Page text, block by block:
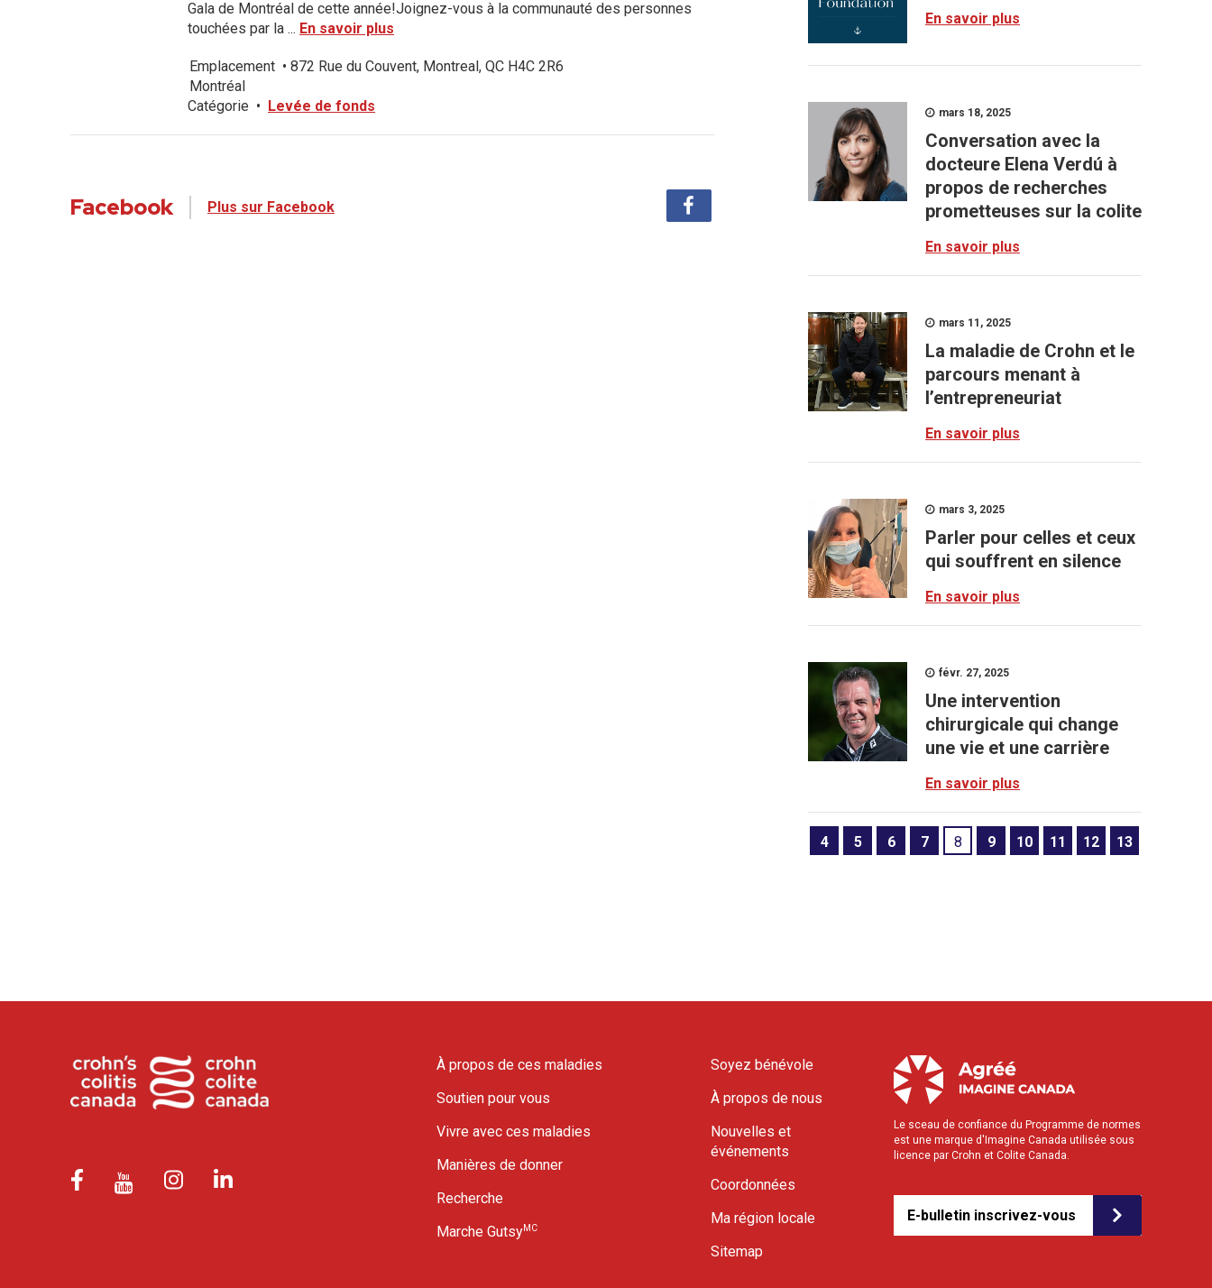
Gala de Montréal de cette année!Joignez-vous à la communauté des personnes
touchées par la ... En savoir plus
Emplacement • 872 Rue du Couvent, Montreal, QC H4C 2R6
Montréal
Catégorie • Levée de fonds
Facebook Plus sur Facebook
En savoir plus
mars 18, 2025
Conversation avec la
docteure Elena Verdú à
propos de recherches
prometteuses sur la colite
En savoir plus
mars 11, 2025
La maladie de Crohn et le
parcours menant à
l’entrepreneuriat
En savoir plus
mars 3, 2025
Parler pour celles et ceux
qui souffrent en silence
En savoir plus
févr. 27, 2025
Une intervention
chirurgicale qui change
une vie et une carrière
En savoir plus
4 5 6 7 8 9 10 11 12 13
À propos de ces maladies
Soutien pour vous
Vivre avec ces maladies
Manières de donner
Recherche
Marche GutsyMC
Soyez bénévole
À propos de nous
Nouvelles et
événements
Coordonnées
Ma région locale
Sitemap
Le sceau de confiance du Programme de normes
est une marque d'Imagine Canada utilisée sous
licence par Crohn et Colite Canada.
E-bulletin inscrivez-vous